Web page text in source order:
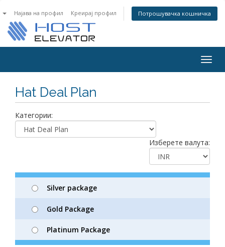
Најава на профил Креирај профил Потрошувачка кошничка
Hat Deal Plan
Категории:
Изберете валута:
Silver package
Gold Package
Platinum Package